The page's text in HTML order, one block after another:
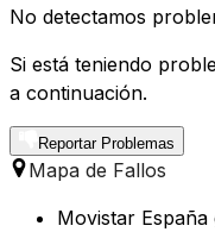
No detectamos
Si está teniendo
a continuación.
Reportar Problemas
Mapa de Fallos
Movistar